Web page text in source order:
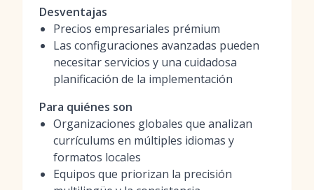
Desventajas
Precios empresariales prémium
Las configuraciones avanzadas pueden
necesitar servicios y una cuidadosa
planificación de la implementación
Para quiénes son
Organizaciones globales que analizan
currículums en múltiples idiomas y
formatos locales
Equipos que priorizan la precisión